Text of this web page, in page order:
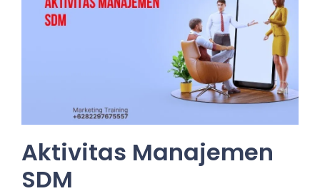
Aktivitas Manajemen
SDM